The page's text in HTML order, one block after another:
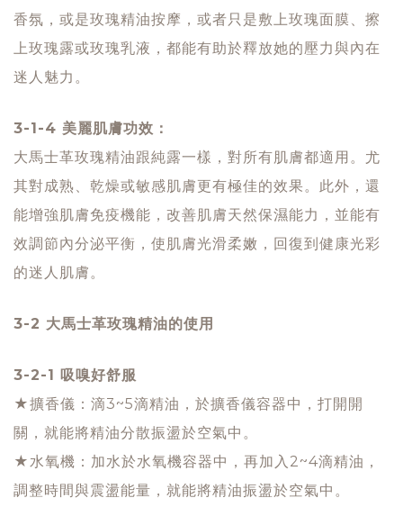
香氛，或是玫瑰精油按摩，或者只是敷上玫瑰面膜、擦
上玫瑰露或玫瑰乳液，都能有助於釋放她的壓力與內在
迷人魅力。
3-1-4 美麗肌膚功效：
大馬士革玫瑰精油跟純露一樣，對所有肌膚都適用。尤
其對成熟、乾燥或敏感肌膚更有極佳的效果。此外，還
能增強肌膚免疫機能，改善肌膚天然保濕能力，並能有
效調節內分泌平衡，使肌膚光滑柔嫩，回復到健康光彩
的迷人肌膚。
3-2 大馬士革玫瑰精油的使用
3-2-1 吸嗅好舒服
★擴香儀：滴3~5滴精油，於擴香儀容器中，打開開
關，就能將精油分散振盪於空氣中。
★水氧機：加水於水氧機容器中，再加入2~4滴精油，
調整時間與震盪能量，就能將精油振盪於空氣中。